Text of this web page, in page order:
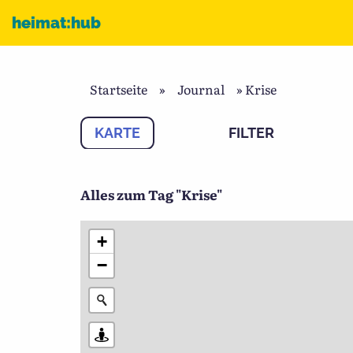
heimat:hub
Startseite » Journal » Krise
KARTE FILTER
Alles zum Tag "Krise"
+
−